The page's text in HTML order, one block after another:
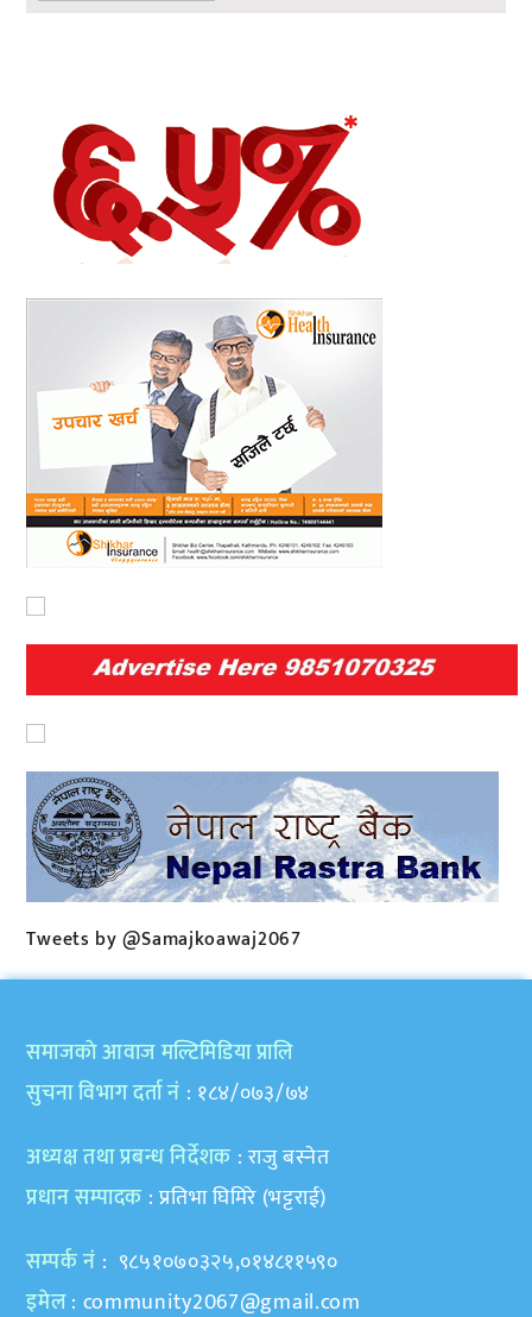
Tweets by @Samajkoawaj2067
समाजकाे आवाज मल्टिमिडिया प्रालि
सुचना विभाग दर्ता नं : १८४/०७३/७४
अध्यक्ष तथा प्रबन्ध निर्देशक : राजु बस्नेत
प्रधान सम्पादक : प्रतिभा घिमिरे (भट्टराई)
सम्पर्क नं : ९८५१०७०३२५,०१४८११५९०
इमेल: community2067@gmail.com